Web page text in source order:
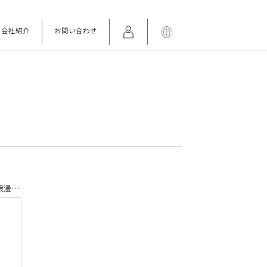
会社紹介 お問い合わせ
TVアニメ「るろうに剣心 －明治剣客浪漫譚－」